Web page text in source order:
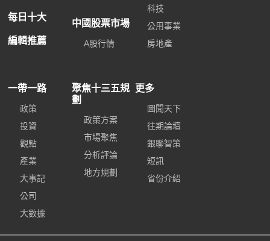
每日十大
編輯推薦
中國股票市場
A股行情
科技
公用事業
房地產
一帶一路
政策
投資
觀點
產業
大事記
公司
大數據
聚焦十三五規
劃
政策方案
市場聚焦
分析評論
地方規劃
更多
圖聞天下
往期論壇
銀聯智策
短訊
省份介紹